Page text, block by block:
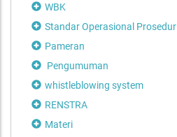
WBK
Standar Operasional Prosedur
Pameran
Pengumuman
whistleblowing system
RENSTRA
Materi